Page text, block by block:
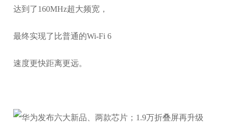
达到了160MHz超大频宽，
最终实现了比普通的Wi-Fi 6
速度更快距离更远。